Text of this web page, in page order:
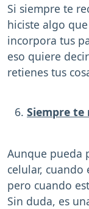
Si siempre te
hiciste algo
incorpora tus
eso quiere
retienes tus
Siempre te
Aunque pueda
celular,
pero cuando
Sin duda, es